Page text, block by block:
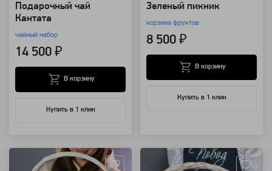
Подарочный чай
Кантата
чайный набор
14 500 ₽
Купить в 1 клик
В корзину
Зеленый пикник
корзина фруктов
8 500 ₽
Купить в 1 клик
В корзину